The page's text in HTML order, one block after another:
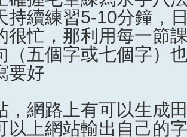
持續練習5-10分鐘，
很忙，那利用每一節
（五個字或七個字）
要好
，網路上有可以生成
以上網站輸出自己的